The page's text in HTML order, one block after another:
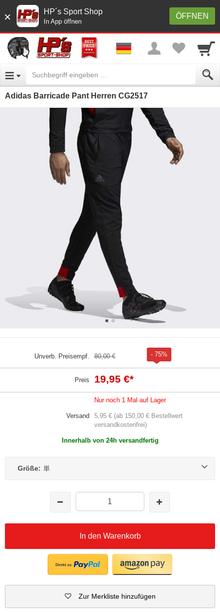
× ÖFFNEN
HP´s Sport Shop
In App öffnen
Adidas Barricade Pant Herren CG2517
Unverb. Preisempf. 80,00 € - 75%
Preis 19,95 €*
Nur noch 1 Mal auf Lager
Versand
5,95 € (ab 150,00 € Bestellwert
versandkostenfrei)
Innerhalb von 24h versandfertig
Größe: 単
In den Warenkorb
Zur Merkliste hinzufügen